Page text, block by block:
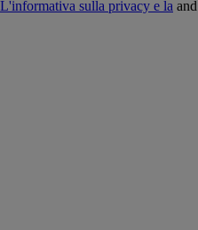
L'informativa sulla privacy e la and